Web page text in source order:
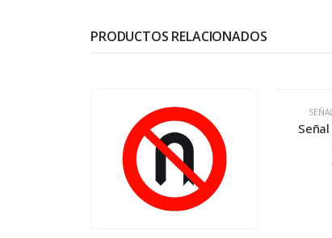
PRODUCTOS RELACIONADOS